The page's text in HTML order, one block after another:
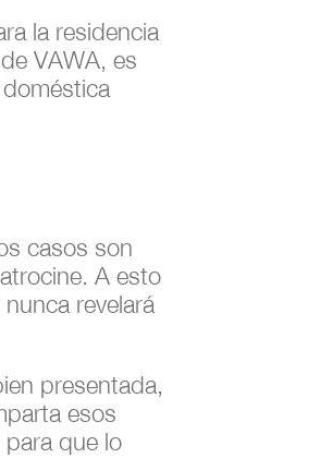
la residencia
VAWA, es
casos son
A esto
revelará
presentada,
esos
que lo